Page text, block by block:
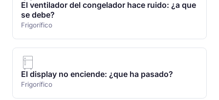
El ventilador del congelador hace ruido: ¿a que
se debe?
Frigorífico
El display no enciende: ¿que ha pasado?
Frigorífico